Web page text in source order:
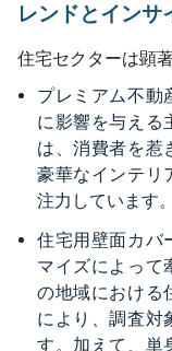
レンドとインサ
住宅セクターは顕
プレミアム不動
に影響を与える
は、消費者を惹
豪華なインテリ
注力しています。
住宅用壁面カバ
マイズによって
の地域における
により、調査対
す。加えて、単